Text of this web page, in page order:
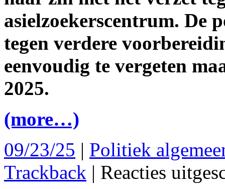
asielzoekerscentrum. De
tegen verdere
eenvoudig te vergeten
2025.
(more…)
09/23/25 | Politiek
Trackback | Reacties